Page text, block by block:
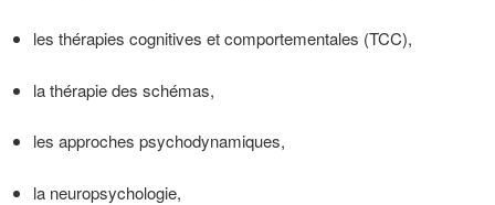
les thérapies cognitives et comportementales (TCC),
la thérapie des schémas,
les approches psychodynamiques,
la neuropsychologie,